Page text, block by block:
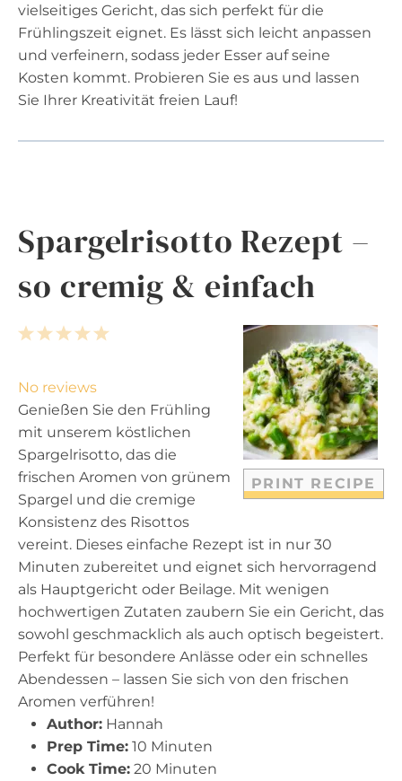
vielseitiges Gericht, das sich perfekt für die
Frühlingszeit eignet. Es lässt sich leicht anpassen
und verfeinern, sodass jeder Esser auf seine
Kosten kommt. Probieren Sie es aus und lassen
Sie Ihrer Kreativität freien Lauf!
Spargelrisotto Rezept –
so cremig & einfach
PRINT RECIPE
5
a
r
s
4
t
a
r
s
3
t
a
r
s
2
t
a
r
s
1
t
a
r
No reviews
Genießen Sie den Frühling
mit unserem köstlichen
Spargelrisotto, das die
frischen Aromen von grünem
Spargel und die cremige
Konsistenz des Risottos
vereint. Dieses einfache Rezept ist in nur 30
Minuten zubereitet und eignet sich hervorragend
als Hauptgericht oder Beilage. Mit wenigen
hochwertigen Zutaten zaubern Sie ein Gericht, das
sowohl geschmacklich als auch optisch begeistert.
Perfekt für besondere Anlässe oder ein schnelles
Abendessen – lassen Sie sich von den frischen
Aromen verführen!
Author: Hannah
Prep Time: 10 Minuten
Cook Time: 20 Minuten